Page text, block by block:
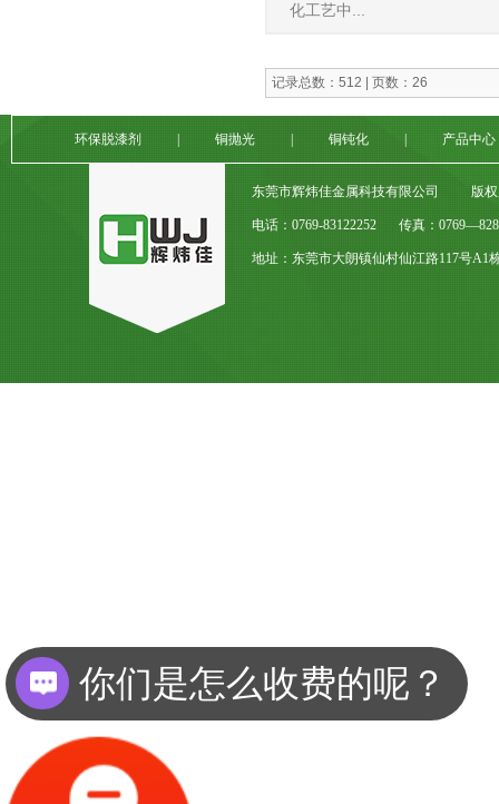
化工艺中...
记录总数：512 | 页数：26
环保脱漆剂 铜抛光 铜钝化 产品中心
东莞市辉炜佳金属科技有限公司 版
电话：0769-83122252 传真：
地址：东莞市大朗镇仙村仙江路117号A1
你们是怎么收费的呢？